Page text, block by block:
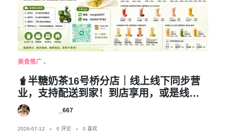
到店自取·线上下单·送货上门，三种方式随
心选～
美食推广
🧋半糖奶茶16号桥分店｜线上线下同步营
业，支持配送到家！到店享用，或是线上
下单，奶茶直送家里、送到办公室都方
便。🚚免费配送规则：▫️满3杯｜3公里内免
费配送▫️满5杯｜6公里内免费配送▫️满8杯｜
_667
2026-07-12 0 评论 0 喜欢